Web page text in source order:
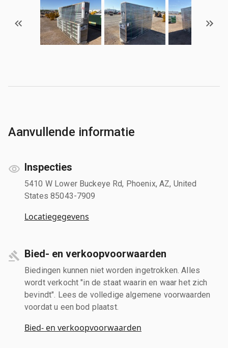
Aanvullende informatie
Inspecties
5410 W Lower Buckeye Rd, Phoenix, AZ, United
States 85043-7909
Locatiegegevens
Bied- en verkoopvoorwaarden
Biedingen kunnen niet worden ingetrokken. Alles
wordt verkocht "in de staat waarin en waar het zich
bevindt". Lees de volledige algemene voorwaarden
voordat u een bod plaatst.
Bied- en verkoopvoorwaarden